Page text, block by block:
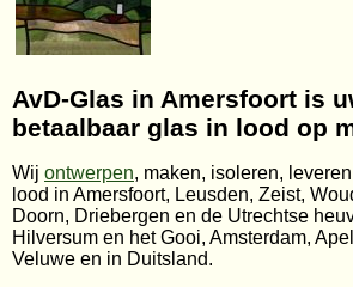
AvD-Glas in Amersfoort is
betaalbaar glas in lood op
Wij ontwerpen, maken, isoleren,
lood in Amersfoort, Leusden, Zeist,
Doorn, Driebergen en de Utrechtse
Hilversum en het Gooi, Amsterdam,
Veluwe en in Duitsland.